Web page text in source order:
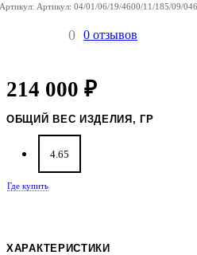
Артикул: Артикул: 04/01/06/19/4600/11/185/09/046
0 0 отзывов
214 000 ₽
ОБЩИЙ ВЕС ИЗДЕЛИЯ, ГР
4.65
Где купить
ХАРАКТЕРИСТИКИ